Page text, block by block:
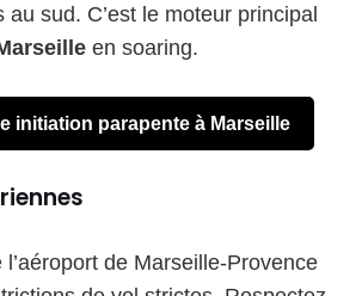
au sud. C’est le moteur principal
en soaring.
initiation parapente à Marseille
de Marseille-Provence